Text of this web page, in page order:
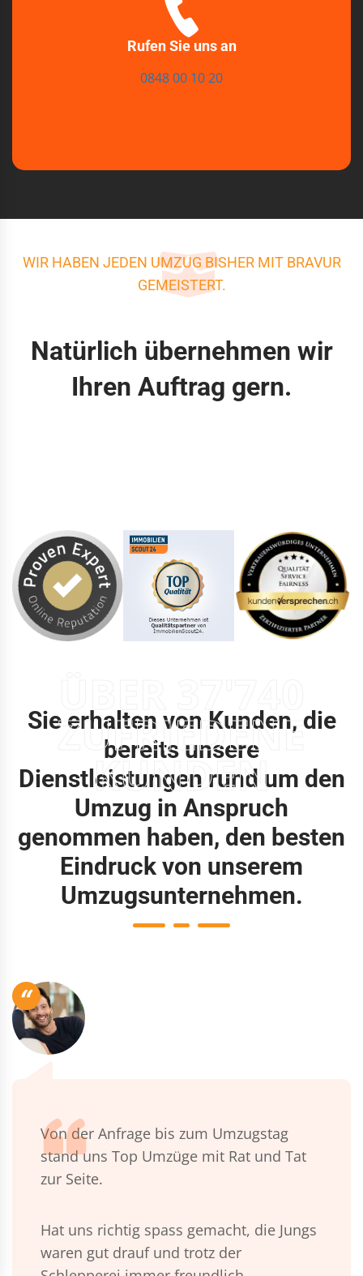
Rufen Sie uns an
0848 00 10 20
WIR HABEN JEDEN UMZUG BISHER MIT BRAVUR
GEMEISTERT.
Natürlich übernehmen wir
Ihren Auftrag gern.
ZUFRIEDENE
KUNDEN
Sie erhalten von Kunden, die
bereits unsere
Dienstleistungen rund um den
Umzug in Anspruch
genommen haben, den besten
Eindruck von unserem
Umzugsunternehmen.
“
Von der Anfrage bis zum Umzugstag
stand uns Top Umzüge mit Rat und Tat
zur Seite.
Hat uns richtig spass gemacht, die Jungs
waren gut drauf und trotz der